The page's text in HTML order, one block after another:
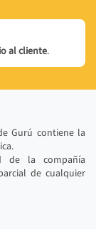
al cliente.
Gurú contiene la
de la compañía
de cualquier